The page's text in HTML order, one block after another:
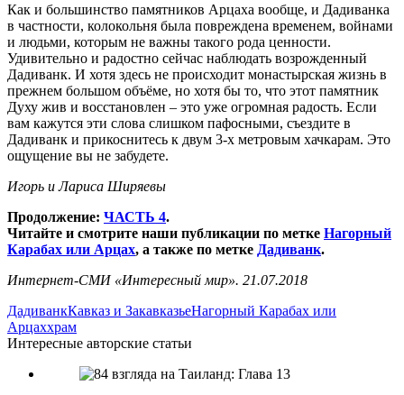
Как и большинство памятников Арцаха вообще, и Дадиванка
в частности, колокольня была повреждена временем, войнами
и людьми, которым не важны такого рода ценности.
Удивительно и радостно сейчас наблюдать возрожденный
Дадиванк. И хотя здесь не происходит монастырская жизнь в
прежнем большом объёме, но хотя бы то, что этот памятник
Духу жив и восстановлен – это уже огромная радость. Если
вам кажутся эти слова слишком пафосными, съездите в
Дадиванк и прикоснитесь к двум 3-х метровым хачкарам. Это
ощущение вы не забудете.
Игорь и Лариса Ширяевы
Продолжение: ЧАСТЬ 4.
Читайте и смотрите наши публикации по метке Нагорный
Карабах или Арцах, а также по метке Дадиванк.
Интернет-СМИ «Интересный мир». 21.07.2018
ДадиванкКавказ и ЗакавказьеНагорный Карабах или
Арцаххрам
Интересные авторские статьи